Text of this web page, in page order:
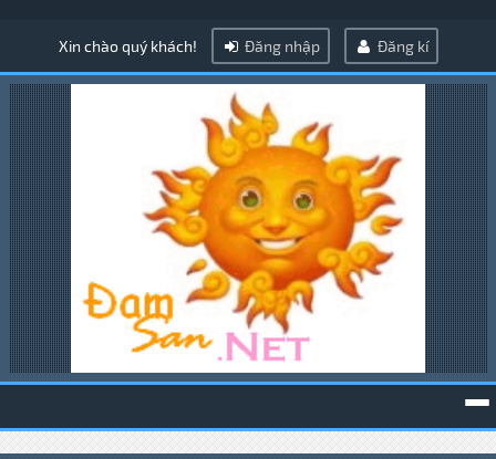
Xin chào quý khách! Đăng nhập Đăng kí